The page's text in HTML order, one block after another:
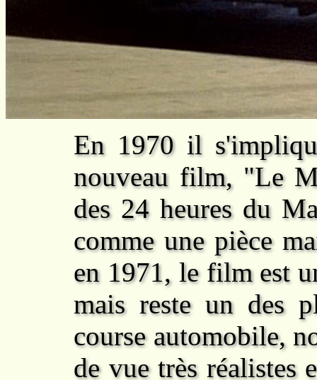
En 1970 il
nouveau film, "Le
des 24 heures du
comme une pièce
en 1971, le film est
mais reste un des
course automobile,
de vue très réalistes